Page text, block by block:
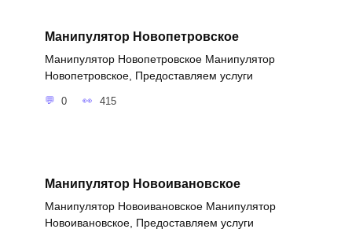
Манипулятор Новопетровское
Манипулятор Новопетровское Манипулятор
Новопетровское, Предоставляем услуги
0 415
Манипулятор Новоивановское
Манипулятор Новоивановское Манипулятор
Новоивановское, Предоставляем услуги